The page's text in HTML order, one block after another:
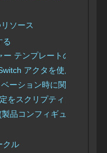
ソース
る
テンプレートの概要
アクタを使用する
ーション時に関数を呼び
をスクリプティングする
品コンフィギュレータ) テ
クル